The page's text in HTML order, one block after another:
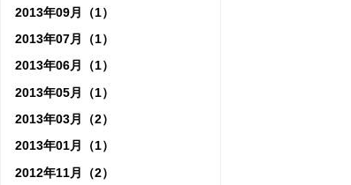
2013年09月（1）
2013年07月（1）
2013年06月（1）
2013年05月（1）
2013年03月（2）
2013年01月（1）
2012年11月（2）